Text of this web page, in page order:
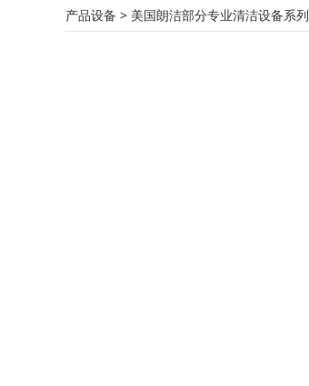
专业吹风机
产品设备 > 美国朗洁部分专业清洁设备系列